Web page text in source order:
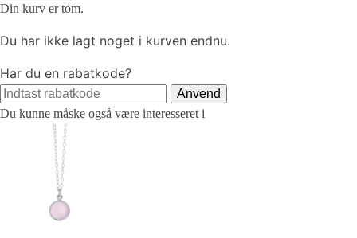
Din kurv er tom.
Du har ikke lagt noget i kurven endnu.
Har du en rabatkode?
Anvend
Du kunne måske også være interesseret i